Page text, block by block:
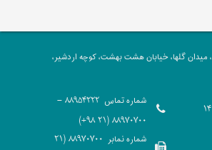
میدان گلها، خیابان هشت بهشت، کوچه اردشیر،
شماره تماس
88954222 -
88970700 (21 98+)
شماره نمابر
88970700 (21